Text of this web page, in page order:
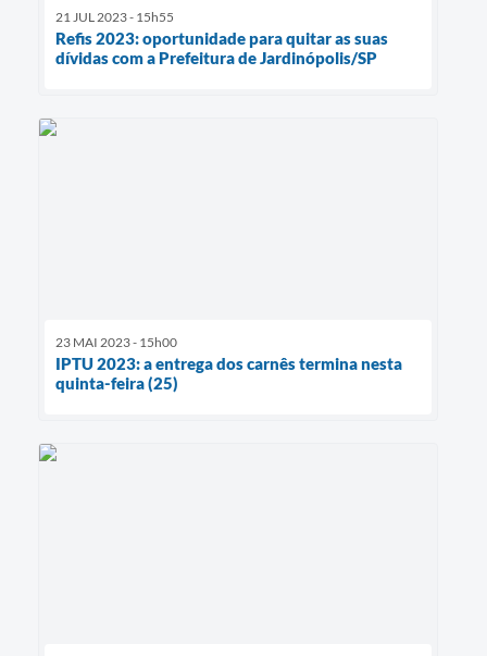
21 JUL 2023 - 15h55
Refis 2023: oportunidade para quitar as suas
dívidas com a Prefeitura de Jardinópolis/SP
23 MAI 2023 - 15h00
IPTU 2023: a entrega dos carnês termina nesta
quinta-feira (25)